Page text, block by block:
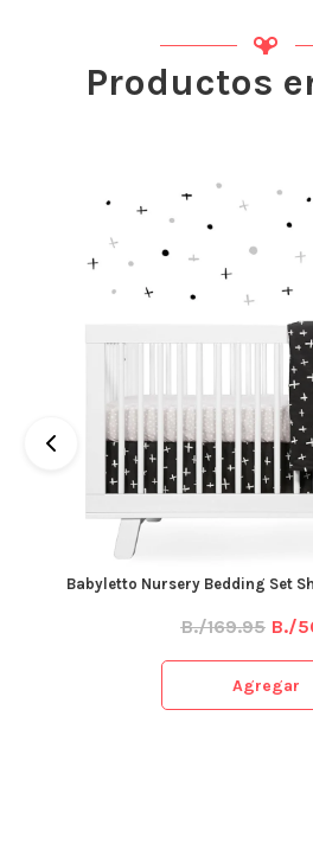
Productos
Babyletto Nursery